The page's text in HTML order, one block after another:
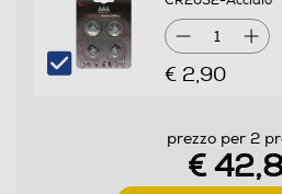
Igrometro
1
€ 2,90
prezzo per 2
€